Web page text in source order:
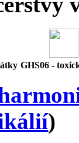
GHS06 -
)